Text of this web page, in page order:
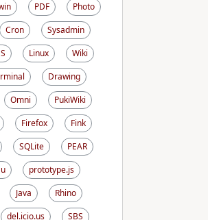
PDF
Photo
Cron
Sysadmin
Linux
Wiki
Drawing
Omni
PukiWiki
Firefox
Fink
SQLite
PEAR
prototype.js
Java
Rhino
del.icio.us
SBS